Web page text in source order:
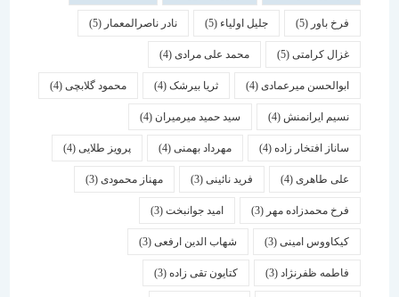
فرخ باور(5) جلیل اولیاء(5) نادر ناصرالمعمار (5)
غزال کرامتی(5) محمد علی مرادی(4)
ابوالحسن میرعمادی(4) ثریا بیرشک(4) محمود گلابچی(4)
نسیم ایرانمنش(4) سید حمید میرمیران(4)
ساناز افتخار زاده(4) مهرداد بهمنی (4) پرویز طلایی(4)
علی طاهری(4) فرید نائینی(3) مهناز محمودی(3)
فرخ محمدزاده مهر(3) امید جوانبخت(3)
کیکاووس امینی(3) شهاب الدین ارفعی(3)
فاطمه ظفرنژاد(3) کتایون تقی زاده(3)